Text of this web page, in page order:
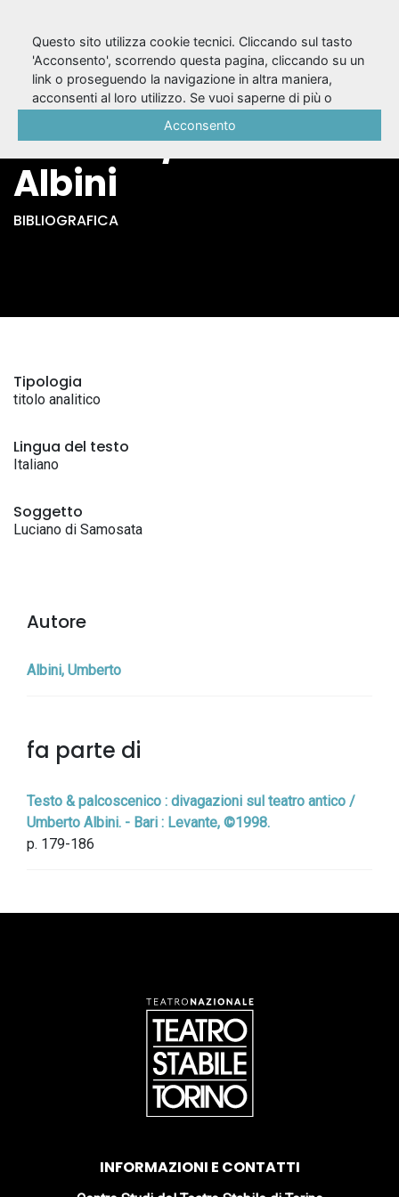
I rancori teatrali di
Luciano / Umberto
Albini
BIBLIOGRAFICA
Tipologia
titolo analitico
Lingua del testo
Italiano
Soggetto
Luciano di Samosata
Autore
Albini, Umberto
fa parte di
Testo & palcoscenico : divagazioni sul teatro antico /
Umberto Albini. - Bari : Levante, ©1998.
p. 179-186
INFORMAZIONI E CONTATTI
Questo sito utilizza cookie tecnici. Cliccando sul tasto
'Acconsento', scorrendo questa pagina, cliccando su un
link o proseguendo la navigazione in altra maniera,
acconsenti al loro utilizzo. Se vuoi saperne di più o
Acconsento